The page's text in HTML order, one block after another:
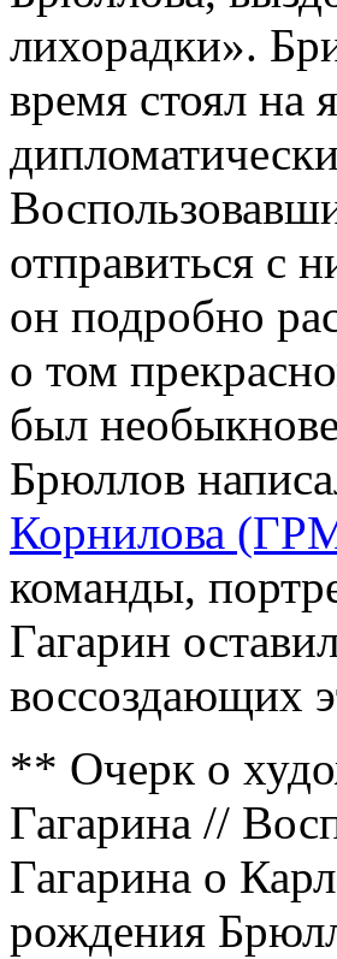
лихорадки».
время стоял на
отправиться с
он подробно
о том
был
Брюллов
Корнилова
команды,
Гагарин
воссоздающих
** Очерк о
Гагарина //
Гагарина о
рождения